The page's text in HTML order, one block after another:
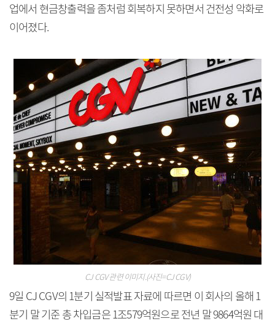
업에서 현금창출력을 좀처럼 회복하지 못하면서 건전성 악화로
이어졌다.
CJ CGV 관련 이미지.(사진=CJ CGV)
9일 CJ CGV의 1분기 실적발표 자료에 따르면 이 회사의 올해 1
분기 말 기준 총 차입금은 1조579억원으로 전년 말 9864억원 대